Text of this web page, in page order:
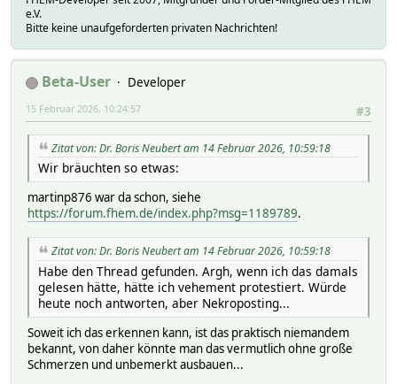
e.V.
Bitte keine unaufgeforderten privaten Nachrichten!
Beta-User
Developer
#3
15 Februar 2026, 10:24:57
Zitat von: Dr. Boris Neubert am 14 Februar 2026, 10:59:18
Wir bräuchten so etwas:
martinp876 war da schon, siehe
https://forum.fhem.de/index.php?msg=1189789.
Zitat von: Dr. Boris Neubert am 14 Februar 2026, 10:59:18
Habe den Thread gefunden. Argh, wenn ich das damals
gelesen hätte, hätte ich vehement protestiert. Würde
heute noch antworten, aber Nekroposting...
Soweit ich das erkennen kann, ist das praktisch niemandem
bekannt, von daher könnte man das vermutlich ohne große
Schmerzen und unbemerkt ausbauen...